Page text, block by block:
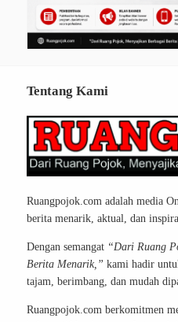
Tentang Kami
Ruangpojok.com adalah media
berita menarik, aktual, dan
Dengan semangat “Dari Ruang
Berita Menarik,” kami hadir
tajam, berimbang, dan mudah
Ruangpojok.com berkomitmen